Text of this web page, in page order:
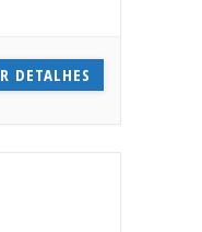
DETALHES